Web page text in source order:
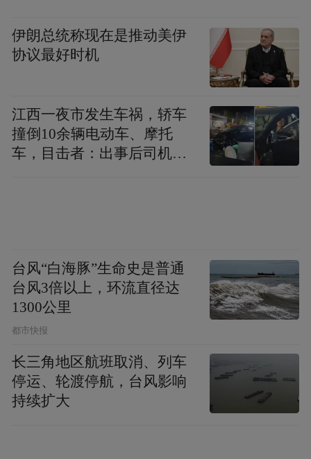
伊朗总统称现在是推动美伊
协议最好时机
江西一夜市发生车祸，轿车
撞倒10余辆电动车、摩托
车，目击者：出事后司机一
台风“白海豚”生命史是普通
台风3倍以上，环流直径达
1300公里
都市快报
长三角地区航班取消、列车
停运、轮渡停航，台风影响
持续扩大